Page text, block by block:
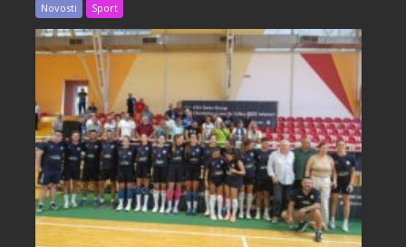
Novosti Sport